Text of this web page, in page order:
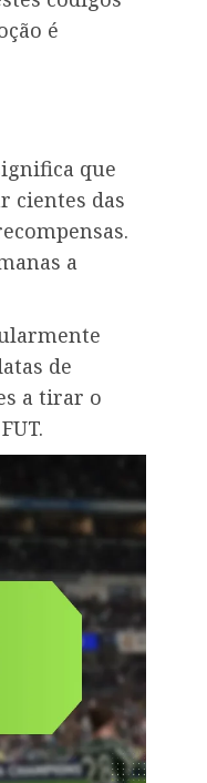
é
que
cientes das
a
de
a tirar o